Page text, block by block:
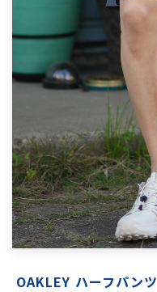
OAKLEY ハーフパンツ